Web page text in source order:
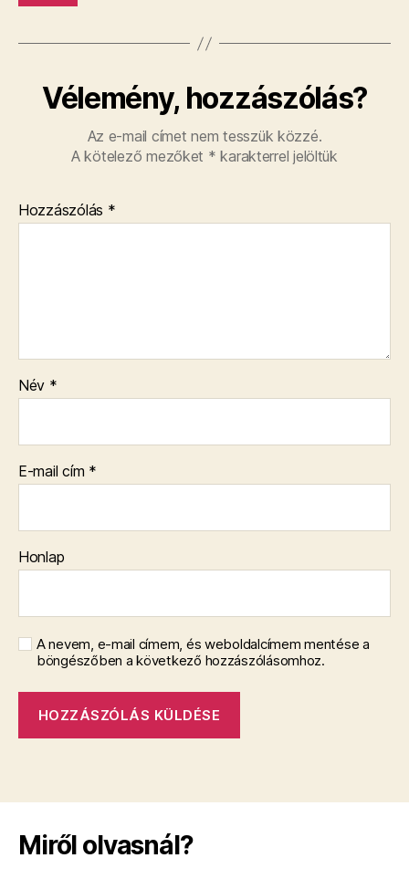
Vélemény, hozzászólás?
Az e-mail címet nem tesszük közzé.
A kötelező mezőket * karakterrel jelöltük
Hozzászólás *
Név *
E-mail cím *
Honlap
A nevem, e-mail címem, és weboldalcímem mentése a
böngészőben a következő hozzászólásomhoz.
Miről olvasnál?